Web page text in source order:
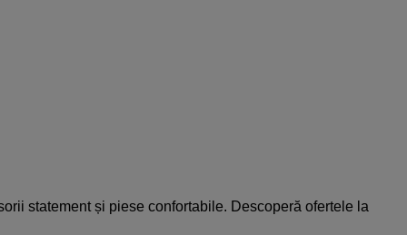
statement și piese confortabile. Descoperă ofertele la